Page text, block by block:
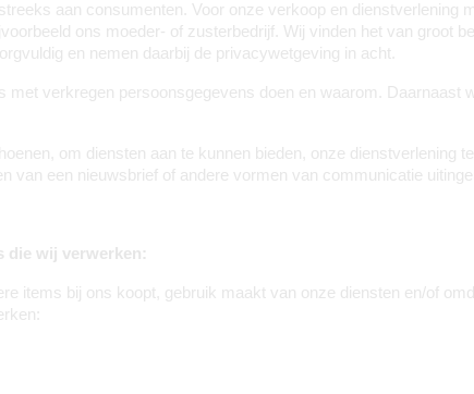
aan consumenten. Voor onze verkoop en dienstverlening
ons moeder- of zusterbedrijf. Wij vinden het van groot
en nemen daarbij de privacywetgeving in acht.
verkregen persoonsgegevens doen en waarom. Daarnaast
om diensten aan te kunnen bieden, onze dienstverlening
een nieuwsbrief of andere vormen van communicatie
die wij verwerken:
items bij ons koopt, gebruik maakt van onze diensten en/of